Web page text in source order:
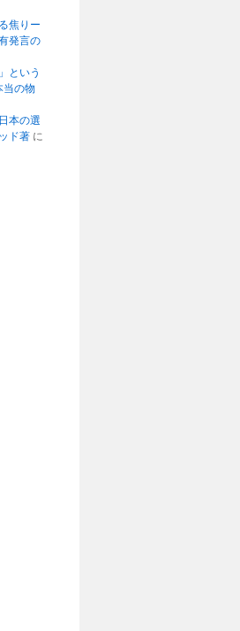
焦りー
発言の
という
の物
本の選
ド著に